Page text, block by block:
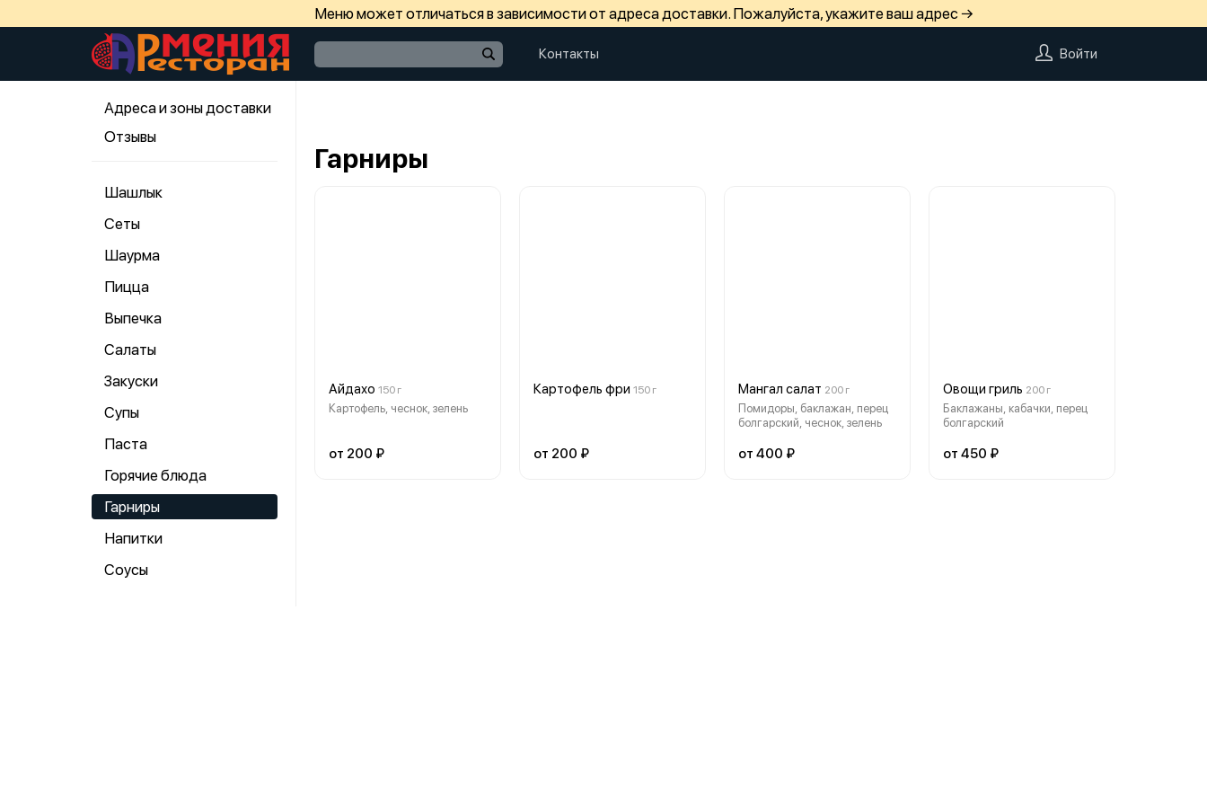
Меню может отличаться в зависимости от адреса доставки. Пожалуйста, укажите ваш адрес →
Контакты Войти
Адреса и зоны доставки
Отзывы
Шашлык
Сеты
Шаурма
Пицца
Выпечка
Салаты
Закуски
Супы
Паста
Горячие блюда
Гарниры
Напитки
Соусы
Гарниры
Айдахо 150 г
Картофель, чеснок, зелень
от 200 ₽
Картофель фри 150 г
от 200 ₽
Мангал салат 200 г
Помидоры, баклажан, перец
болгарский, чеснок, зелень
от 400 ₽
Овощи гриль 200 г
Баклажаны, кабачки, перец
болгарский
от 450 ₽